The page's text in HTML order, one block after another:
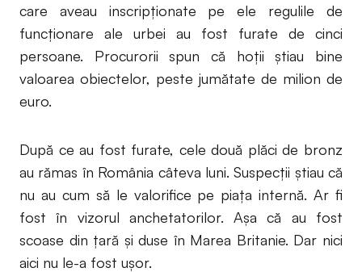
care aveau inscripţionate pe ele regulile de
funcţionare ale urbei au fost furate de cinci
persoane. Procurorii spun că hoţii ştiau bine
valoarea obiectelor, peste jumătate de milion de
euro.
După ce au fost furate, cele două plăci de bronz
au rămas în România câteva luni. Suspecţii ştiau că
nu au cum să le valorifice pe piaţa internă. Ar fi
fost în vizorul anchetatorilor. Aşa că au fost
scoase din ţară şi duse în Marea Britanie. Dar nici
aici nu le-a fost uşor.